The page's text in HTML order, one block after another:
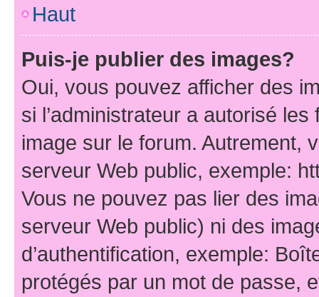
Haut
Puis-je publier des images?
Oui, vous pouvez afficher des
si l’administrateur a autorisé
image sur le forum. Autrement,
serveur Web public, exemple:
Vous ne pouvez pas lier des
serveur Web public) ni des
d’authentification, exemple:
protégés par un mot de passe,